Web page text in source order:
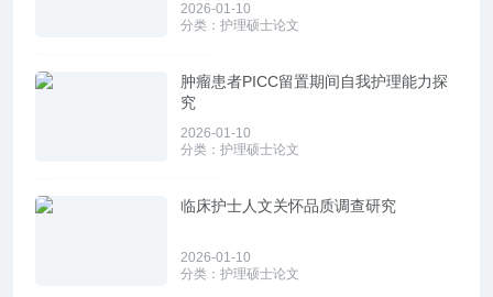
2026-01-10
分类： 护理硕士论文
肿瘤患者PICC留置期间自我护理能力探
究
2026-01-10
分类： 护理硕士论文
临床护士人文关怀品质调查研究
2026-01-10
分类： 护理硕士论文